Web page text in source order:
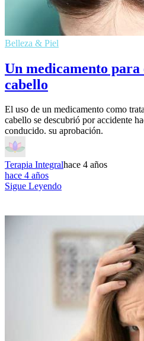
Belleza & Piel
Un medicamento
cabello
El uso de un medicamento como
cabello se descubrió por accidente
conducido. su aprobación.
Terapia Integralhace 4 años
hace 4 años
Sigue Leyendo